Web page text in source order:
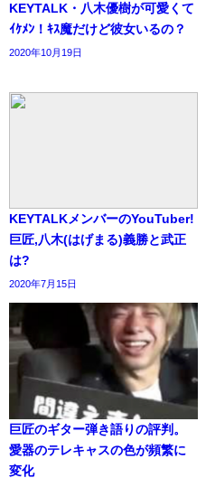
KEYTALK・八木優樹が可愛くて
ｲｹﾒﾝ！ｷｽ魔だけど彼女いるの？
2020年10月19日
KEYTALKメンバーのYouTuber!
巨匠,八木(はげまる)義勝と武正
は?
2020年7月15日
巨匠のギター弾き語りの評判。
愛器のテレキャスの色が頻繁に
変化